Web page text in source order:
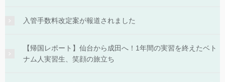
入管手数料改定案が報道されました
【帰国レポート】仙台から成田へ！1年間の実習を終えたベト
ナム人実習生、笑顔の旅立ち